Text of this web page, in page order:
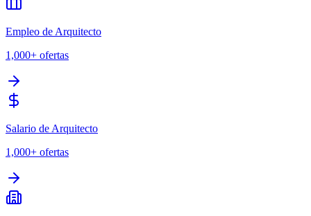
Empleo de Arquitecto
1,000+ ofertas
Salario de Arquitecto
1,000+ ofertas